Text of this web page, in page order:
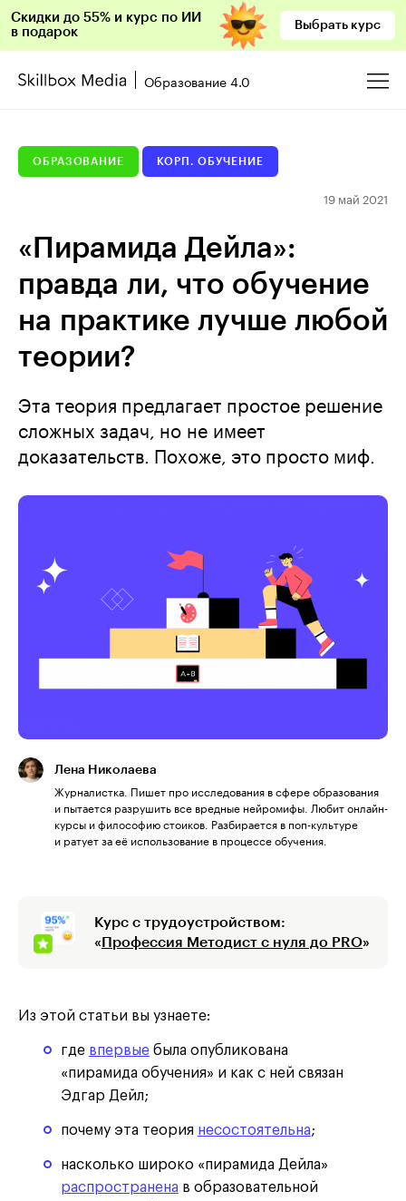
Скидки до 55% и курс по ИИ
в подарок
Выбрать курс
Образование 4.0
ОБРАЗОВАНИЕ КОРП. ОБУЧЕНИЕ
19 май 2021
«Пирамида Дейла»:
правда ли, что обучение
на практике лучше любой
теории?
Эта теория предлагает простое решение
сложных задач, но не имеет
доказательств. Похоже, это просто миф.
Лена Николаева
Журналистка. Пишет про исследования в сфере образования
и пытается разрушить все вредные нейромифы. Любит онлайн-
курсы и философию стоиков. Разбирается в поп-культуре
и ратует за её использование в процессе обучения.
Курс с трудоустройством:
« Профессия Методист с нуля до PRO»
Из этой статьи вы узнаете:
где впервыебыла опубликована
«пирамида обучения» и как с ней связан
Эдгар Дейл;
почему эта теория несостоятельна;
насколько широко «пирамида Дейла»
распространена в образовательной